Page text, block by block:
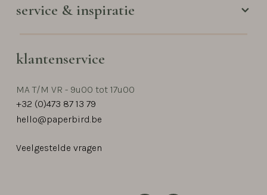
service & inspiratie
klantenservice
MA T/M VR - 9u00 tot 17u00
+32 (0)473 87 13 79
hello@paperbird.be
Veelgestelde vragen